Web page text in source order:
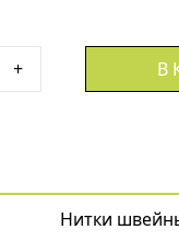
+ В
Нитки